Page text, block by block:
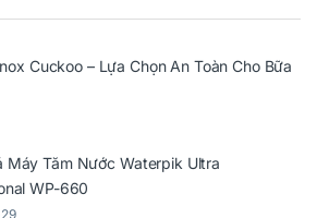
Cuckoo – Lựa Chọn An Toàn Cho Bữa
Máy Tăm Nước Waterpik Ultra
WP-660